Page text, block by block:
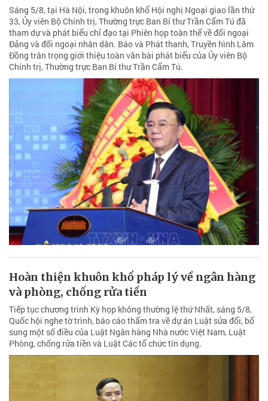
Sáng 5/8, tại Hà Nội, trong khuôn khổ Hội nghị Ngoại giao lần thứ
33, Ủy viên Bộ Chính trị, Thường trực Ban Bí thư Trần Cẩm Tú đã
tham dự và phát biểu chỉ đạo tại Phiên họp toàn thể về đối ngoại
Đảng và đối ngoại nhân dân. Báo và Phát thanh, Truyền hình Lâm
Đồng trân trọng giới thiệu toàn văn bài phát biểu của Ủy viên Bộ
Chính trị, Thường trực Ban Bí thư Trần Cẩm Tú.
Hoàn thiện khuôn khổ pháp lý về ngân hàng
và phòng, chống rửa tiền
Tiếp tục chương trình Kỳ họp không thường lệ thứ Nhất, sáng 5/8,
Quốc hội nghe tờ trình, báo cáo thẩm tra về dự án Luật sửa đổi, bổ
sung một số điều của Luật Ngân hàng Nhà nước Việt Nam, Luật
Phòng, chống rửa tiền và Luật Các tổ chức tín dụng.